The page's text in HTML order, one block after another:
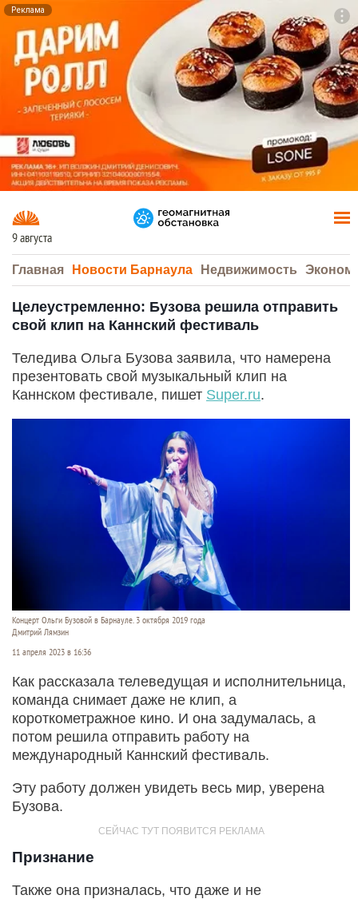
Реклама
9 августа
Главная Новости Барнаула Недвижимость
Целеустремленно: Бузова решила отправить
свой клип на Каннский фестиваль
Теледива Ольга Бузова заявила, что намерена
презентовать свой музыкальный клип на
Каннском фестивале, пишет Super.ru.
Концерт Ольги Бузовой в Барнауле. 3 октября 2019 года
Дмитрий Лямзин
11 апреля 2023 в 16:36
Как рассказала телеведущая и исполнительница,
команда снимает даже не клип, а
короткометражное кино. И она задумалась, а
потом решила отправить работу на
международный Каннский фестиваль.
Эту работу должен увидеть весь мир, уверена
Бузова.
Признание
Также она призналась, что даже и не